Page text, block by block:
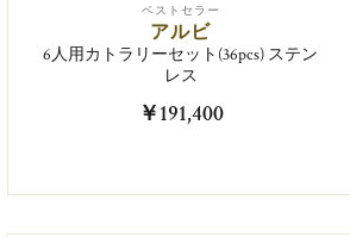
ベストセラー
アルビ
6人用カトラリーセット(36pcs) ステン
レス
￥191,400